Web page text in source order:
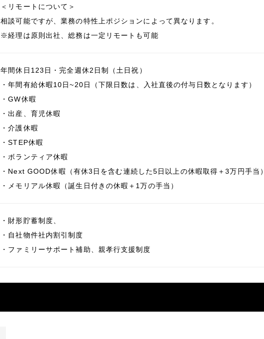
＜リモートについて＞
相談可能ですが、業務の特性上ポジションによって異なります。
※経理は原則出社、総務は一定リモートも可能
年間休日123日・完全週休2日制（土日祝）
・年間有給休暇10日~20日（下限日数は、入社直後の付与日数となります）
・GW休暇
・出産、育児休暇
・介護休暇
・STEP休暇
・ボランティア休暇
・Next GOOD休暇（有休3日を含む連続した5日以上の休暇取得＋3万円手当）
・メモリアル休暇（誕生日付きの休暇＋1万の手当）
・財形貯蓄制度、
・自社物件社内割引制度
・ファミリーサポート補助、親孝行支援制度